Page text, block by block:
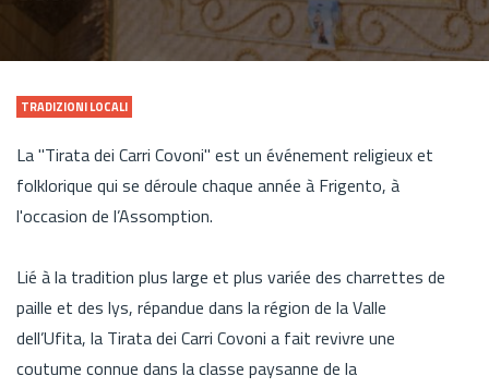
TRADIZIONI LOCALI
La "Tirata dei Carri Covoni" est un événement religieux et
folklorique qui se déroule chaque année à Frigento, à
l'occasion de l’Assomption.
Lié à la tradition plus large et plus variée des charrettes de
paille et des lys, répandue dans la région de la Valle
dell’Ufita, la Tirata dei Carri Covoni a fait revivre une
coutume connue dans la classe paysanne de la